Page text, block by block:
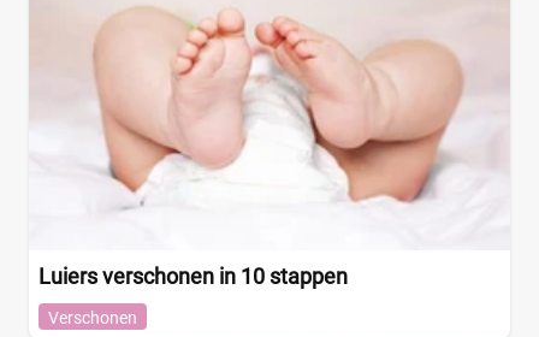
Luiers verschonen in 10 stappen
Verschonen